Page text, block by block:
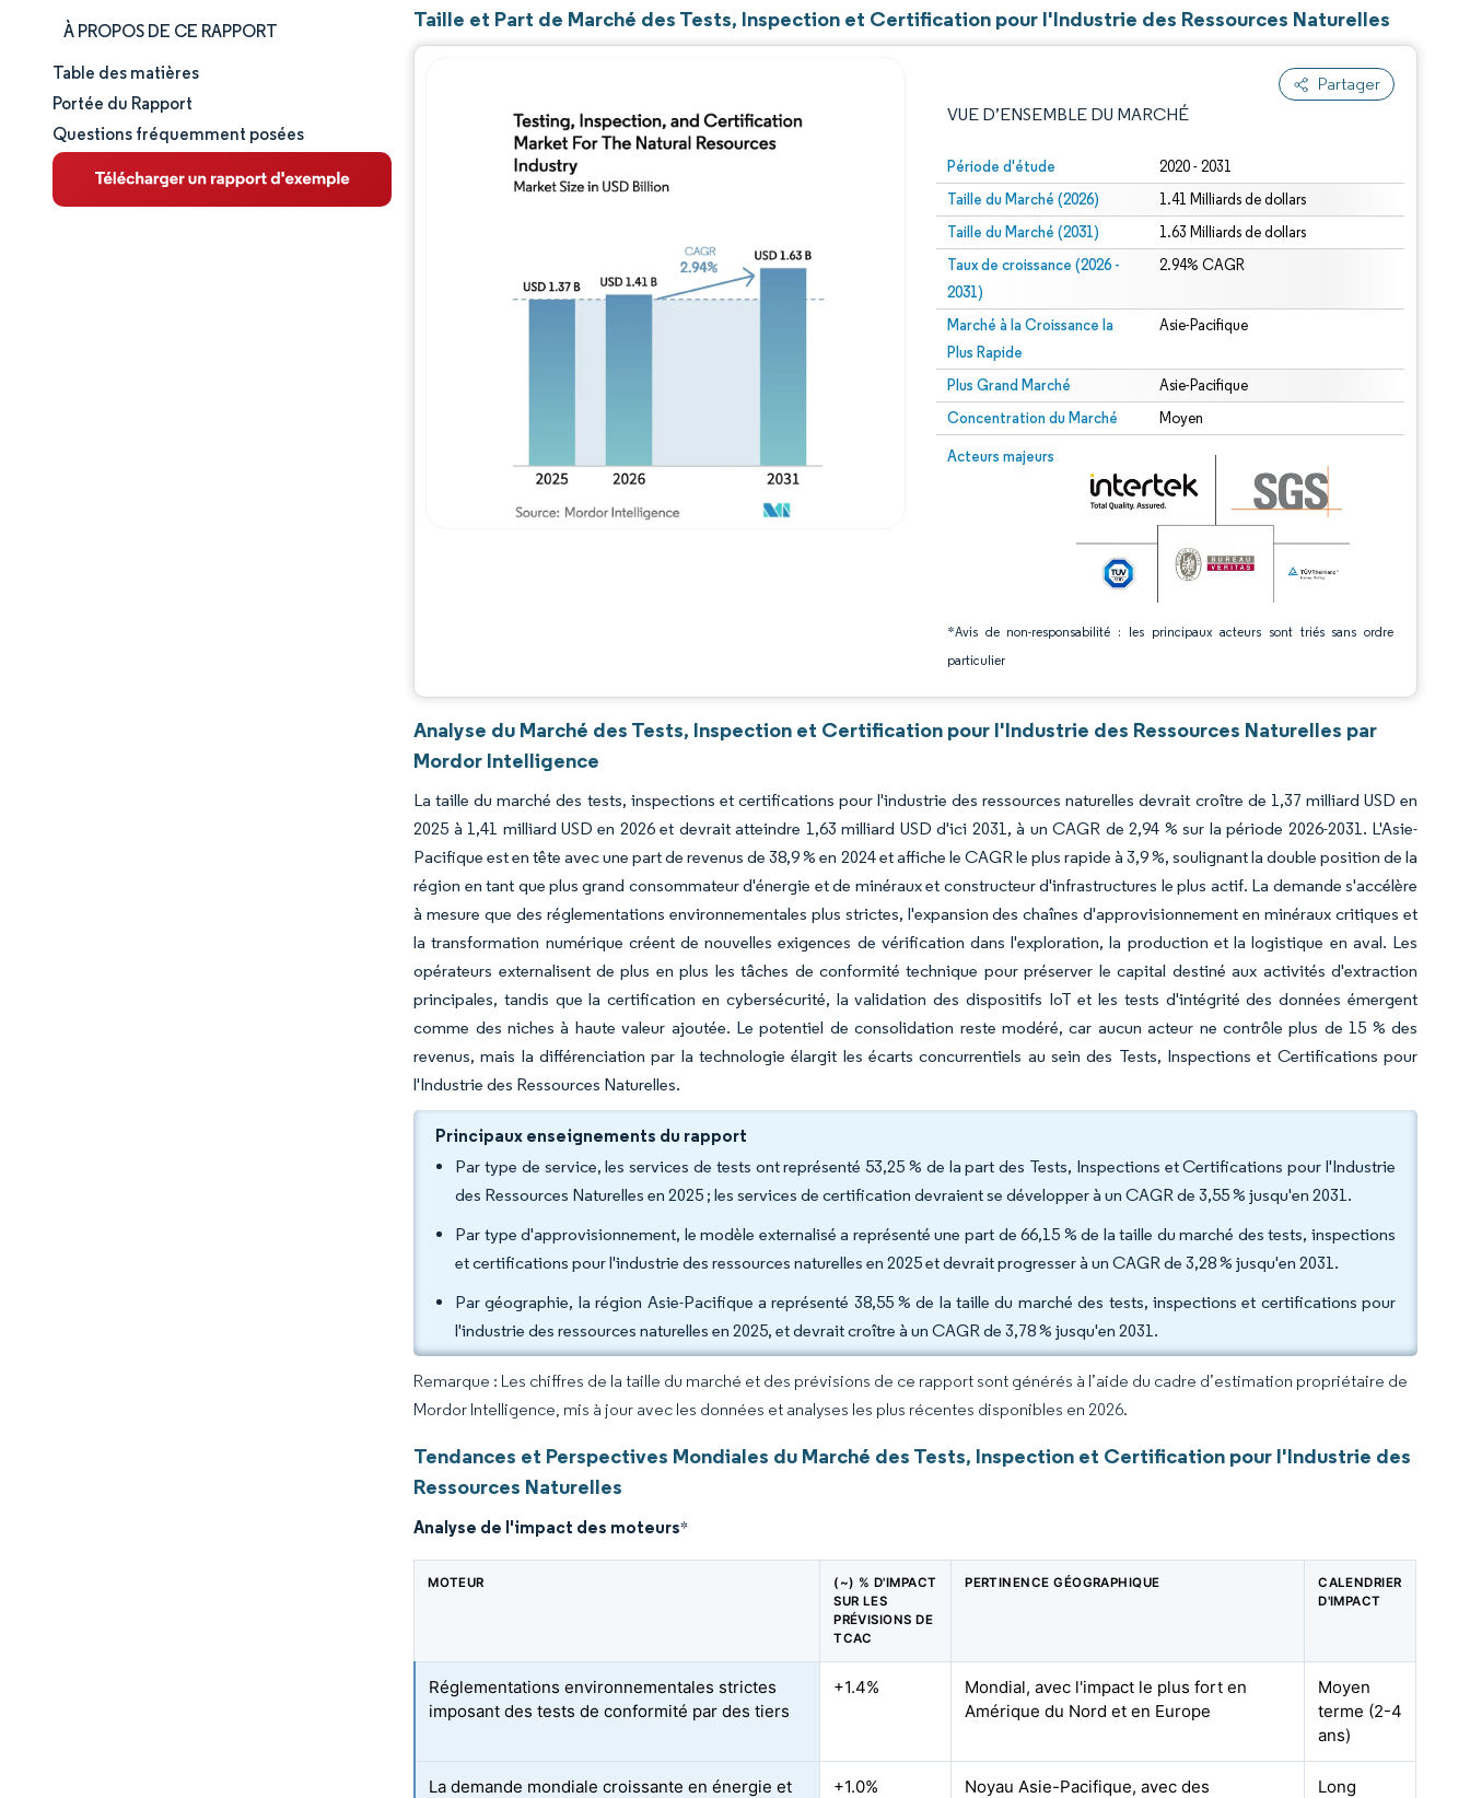
À PROPOS DE CE RAPPORT
Taille et part de marché
Analyse du marché
Tendances et perspectives
Table des matières
Portée du Rapport
Questions fréquemment posées
Taille et Part de Marché des Tests, Inspection et Certification pour l'Industrie des Ressources Naturelles
Partager
VUE D’ENSEMBLE DU MARCHÉ
Période d'étude 2020 - 2031
Taille du Marché (2026) 1.41 Milliards de dollars
Taille du Marché (2031) 1.63 Milliards de dollars
Taux de croissance (2026 -
2031)
2.94% CAGR
Marché à la Croissance la
Plus Rapide
Asie-Pacifique
Plus Grand Marché Asie-Pacifique
Concentration du Marché Moyen
Acteurs majeurs
*Avis de non-responsabilité : les principaux acteurs sont triés sans ordre
particulier
Image © Mordor Intelligence. La réutilisation nécessite une attribution sous CC BY 4.0.
Image © Mordor Intelligence. La réutilisation nécessite une attribution sous CC BY 4.0.
Analyse du Marché des Tests, Inspection et Certification pour l'Industrie des Ressources Naturelles par
Mordor Intelligence
La taille du marché des tests, inspections et certifications pour l'industrie des ressources naturelles devrait croître de 1,37 milliard USD en
2025 à 1,41 milliard USD en 2026 et devrait atteindre 1,63 milliard USD d'ici 2031, à un CAGR de 2,94 % sur la période 2026-2031. L'Asie-
Pacifique est en tête avec une part de revenus de 38,9 % en 2024 et affiche le CAGR le plus rapide à 3,9 %, soulignant la double position de la
région en tant que plus grand consommateur d'énergie et de minéraux et constructeur d'infrastructures le plus actif. La demande s'accélère
à mesure que des réglementations environnementales plus strictes, l'expansion des chaînes d'approvisionnement en minéraux critiques et
la transformation numérique créent de nouvelles exigences de vérification dans l'exploration, la production et la logistique en aval. Les
opérateurs externalisent de plus en plus les tâches de conformité technique pour préserver le capital destiné aux activités d'extraction
principales, tandis que la certification en cybersécurité, la validation des dispositifs IoT et les tests d'intégrité des données émergent
comme des niches à haute valeur ajoutée. Le potentiel de consolidation reste modéré, car aucun acteur ne contrôle plus de 15 % des
revenus, mais la différenciation par la technologie élargit les écarts concurrentiels au sein des Tests, Inspections et Certifications pour
l'Industrie des Ressources Naturelles.
Principaux enseignements du rapport
Par type de service, les services de tests ont représenté 53,25 % de la part des Tests, Inspections et Certifications pour l'Industrie
des Ressources Naturelles en 2025 ; les services de certification devraient se développer à un CAGR de 3,55 % jusqu'en 2031.
Par type d'approvisionnement, le modèle externalisé a représenté une part de 66,15 % de la taille du marché des tests, inspections
et certifications pour l'industrie des ressources naturelles en 2025 et devrait progresser à un CAGR de 3,28 % jusqu'en 2031.
Par géographie, la région Asie-Pacifique a représenté 38,55 % de la taille du marché des tests, inspections et certifications pour
l'industrie des ressources naturelles en 2025, et devrait croître à un CAGR de 3,78 % jusqu'en 2031.
Remarque : Les chiffres de la taille du marché et des prévisions de ce rapport sont générés à l’aide du cadre d’estimation propriétaire de
Mordor Intelligence, mis à jour avec les données et analyses les plus récentes disponibles en 2026.
Tendances et Perspectives Mondiales du Marché des Tests, Inspection et Certification pour l'Industrie des
Ressources Naturelles
Analyse de l'impact des moteurs*
MOTEUR
(~) % D'IMPACT
SUR LES
PRÉVISIONS DE
TCAC
PERTINENCE GÉOGRAPHIQUE
CALENDRIER
D'IMPACT
Réglementations environnementales strictes
imposant des tests de conformité par des tiers
+1.4%
Mondial, avec l'impact le plus fort en
Amérique du Nord et en Europe
Moyen
terme (2-4
ans)
La demande mondiale croissante en énergie et
+1.0%
Noyau Asie-Pacifique, avec des
Long